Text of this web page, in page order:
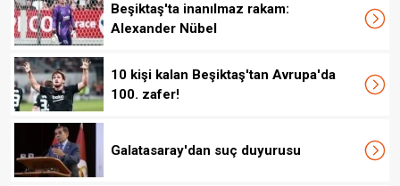
Beşiktaş'ta inanılmaz rakam:
Alexander Nübel
10 kişi kalan Beşiktaş'tan Avrupa'da
100. zafer!
Galatasaray'dan suç duyurusu